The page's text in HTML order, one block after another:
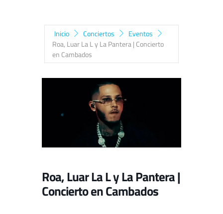
Inicio Conciertos
Eventos
Roa, Luar La L y La Pantera | Concierto
en Cambados
Roa, Luar La L y La Pantera |
Concierto en Cambados